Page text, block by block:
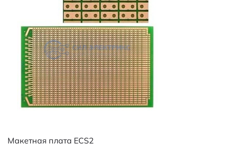
Макетная плата ECS2